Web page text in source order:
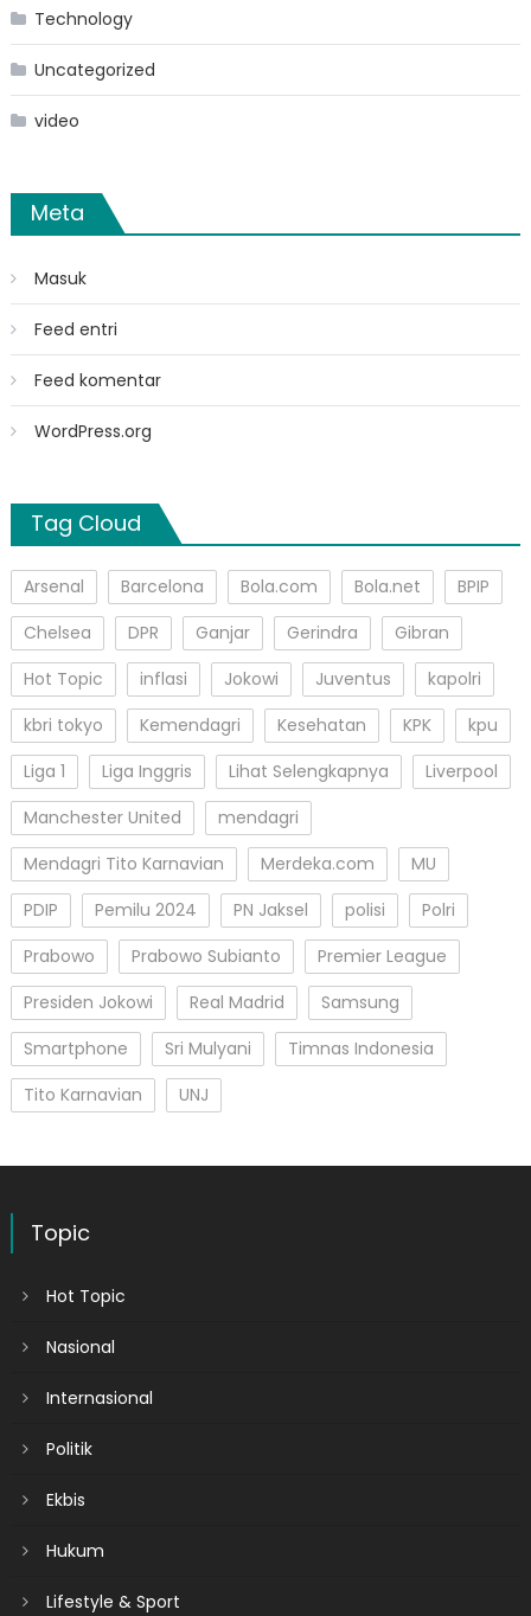
Technology
Uncategorized
video
Meta
Masuk
Feed entri
Feed komentar
WordPress.org
Tag Cloud
Arsenal Barcelona Bola.com Bola.net
BPIP
Chelsea
DPR Ganjar Gerindra
Gibran
Hot Topic
inflasi Jokowi Juventus
kapolri
kbri tokyo
Kemendagri Kesehatan KPK
kpu
Liga 1
Liga Inggris Lihat Selengkapnya
Liverpool
Manchester United
mendagri
Mendagri Tito Karnavian
Merdeka.com
MU
PDIP
Pemilu 2024 PN Jaksel polisi
Polri
Prabowo
Prabowo Subianto
Premier League
Presiden Jokowi
Real Madrid
Samsung
Smartphone
Sri Mulyani
Timnas Indonesia
Tito Karnavian
UNJ
Topic
Hot Topic
Nasional
Internasional
Politik
Ekbis
Hukum
Lifestyle & Sport